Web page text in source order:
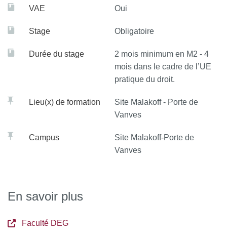
VAE Oui
Stage Obligatoire
Durée du stage
2 mois minimum en M2 - 4
mois dans le cadre de l’UE
pratique du droit.
Lieu(x) de formation
Site Malakoff - Porte de
Vanves
Campus
Site Malakoff-Porte de
Vanves
En savoir plus
Faculté DEG